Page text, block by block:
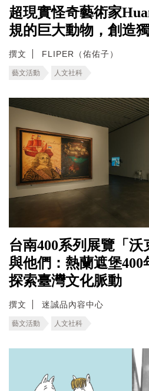
超現實怪奇藝術家
規的巨大動物，創造
撰文 FLIPER（佑佑子）
藝文活動 人文社科
台南400系列展覽「沃
與他們：熱蘭遮堡400
探索臺灣文化脈動
撰文 迷誠品內容中心
藝文活動 人文社科